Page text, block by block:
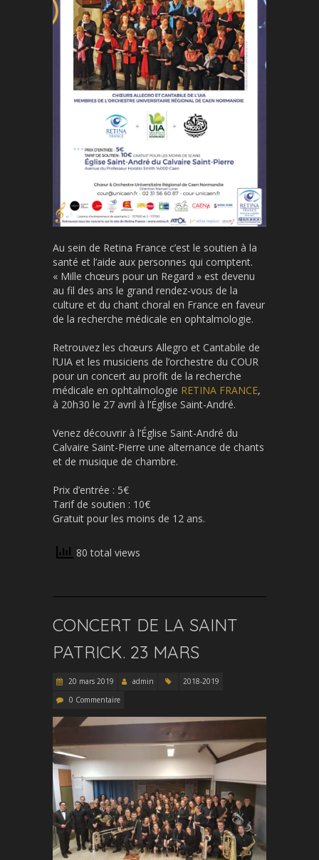
Au sein de Retina France c’est le soutien à la
santé et l’aide aux personnes qui comptent.
« Mille chœurs pour un Regard » est devenu
au fil des ans le grand rendez-vous de la
culture et du chant choral en France en faveur
de la recherche médicale en ophtalmologie.
Retrouvez les chœurs Allegro et Cantabile de
l’UIA et les musiciens de l’orchestre du COUR
pour un concert au profit de la recherche
médicale en ophtalmologie RETINA FRANCE,
à 20h30 le 27 avril à l’Église Saint-André.
Venez découvrir à l’Église Saint-André du
Calvaire Saint-Pierre une alternance de chants
et de musique de chambre.
Prix d’entrée : 5€
Tarif de soutien : 10€
Gratuit pour les moins de 12 ans.
80 total views
CONCERT DE LA SAINT
PATRICK. 23 MARS
20 mars 2019 admin
2018-2019
0 Commentaire